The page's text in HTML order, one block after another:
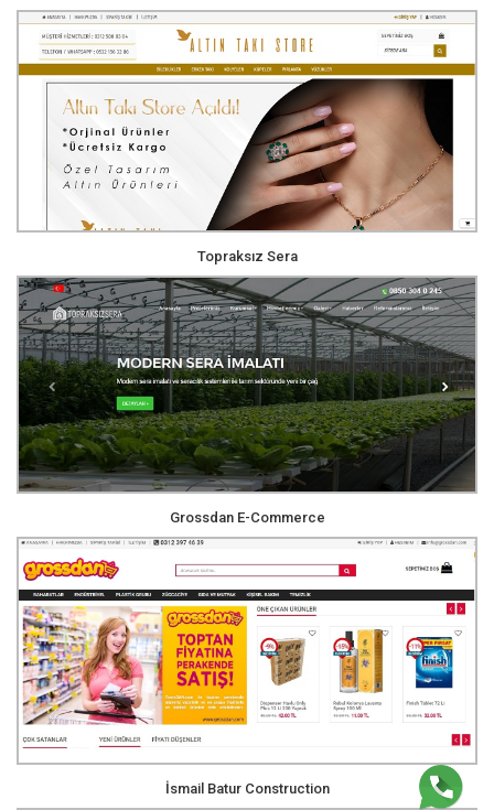
Topraksız Sera
Grossdan E-Commerce
İsmail Batur Construction